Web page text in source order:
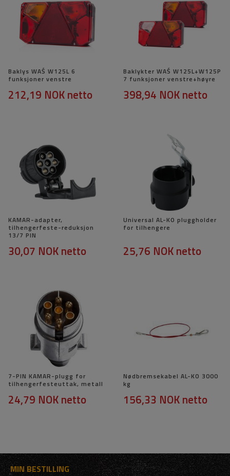
Baklys WAŚ W125L 6
funksjoner venstre
212,19 NOKnetto
Baklykter WAŚ W125L+W125P
7 funksjoner venstre+høyre
398,94 NOKnetto
KAMAR-adapter,
tilhengerfeste-reduksjon
13/7 PIN
30,07 NOKnetto
Universal AL-KO pluggholder
for tilhengere
25,76 NOKnetto
7-PIN KAMAR-plugg for
tilhengerfesteuttak, metall
24,79 NOKnetto
Nødbremsekabel AL-KO 3000
kg
156,33 NOKnetto
MIN BESTILLING